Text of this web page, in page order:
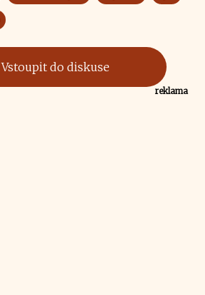
Vstoupit do diskuse
reklama